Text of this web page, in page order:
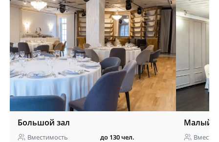
Большой зал
Вместимость
до 130 чел.
Малый